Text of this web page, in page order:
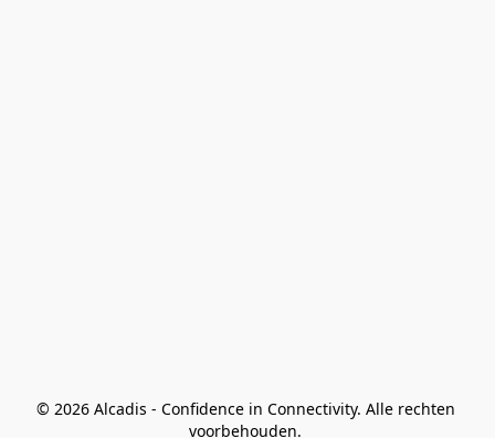
© 2026 Alcadis - Confidence in Connectivity. Alle rechten
voorbehouden.